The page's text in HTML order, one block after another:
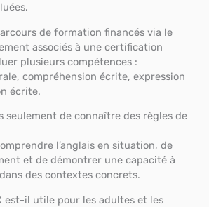
de formation financés via le
associés à une certification
plusieurs compétences :
compréhension écrite, expression
écrite.
seulement de connaître des règles de
l’anglais en situation, de
et de démontrer une capacité à
des contextes concrets.
est-il utile pour les adultes et les